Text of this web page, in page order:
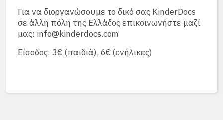
Για να διοργανώσουμε το δικό σας KinderDocs
σε άλλη πόλη της Ελλάδος επικοινωνήστε μαζί
μας: info@kinderdocs.com
Είσοδος: 3€ (παιδιά), 6€ (ενήλικες)